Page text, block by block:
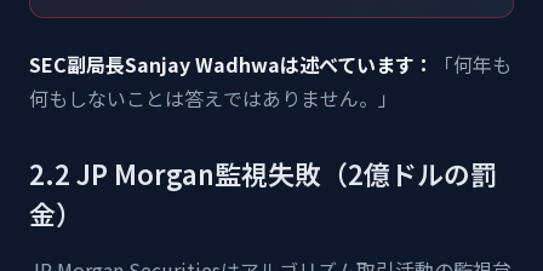
SEC副局長Sanjay Wadhwaは述べています：
「何年も
何もしないことは答えではありません。」
2.2 JP Morgan監視失敗（2億ドルの罰
金）